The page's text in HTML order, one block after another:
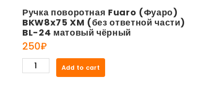
Ручка поворотная Fuaro (Фуаро)
BKW8x75 XM (без ответной части)
BL-24 матовый чёрный
250₽
Ручка
поворотная
Add to cart